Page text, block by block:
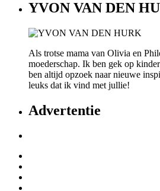
YVON VAN DEN
Als trotse mama van Olivia en
moederschap. Ik ben gek op
ben altijd opzoek naar nieuwe
leuks dat ik vind met jullie!
Advertentie